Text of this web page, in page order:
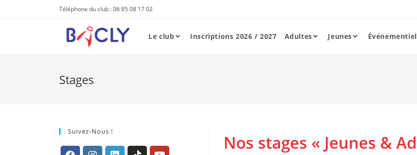
Téléphone du club : 06 85 08 17 02
Le club Inscriptions 2026 / 2027 Adultes Jeunes Événementiel
Stages
Nos stages « Jeunes &
Suivez-Nous !